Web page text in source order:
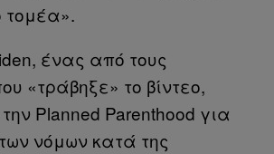
τομέα».
ένας από τους
«τράβηξε» το βίντεο,
Planned Parenthood για
νόμων κατά της